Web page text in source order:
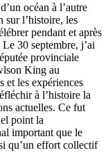
océan à l’autre
sur l’histoire, les
pendant et après
30 septembre, j’ai
provinciale
King au
et les expériences
à l’histoire la
actuelles. Ce fut
point la
important que le
qu’un effort collectif